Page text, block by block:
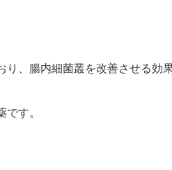
、腸内細菌叢を改善させる効
す。